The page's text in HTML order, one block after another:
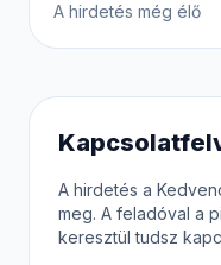
A hirdetés még élő
A hirdetés a
meg. A feladóval a
keresztül tudsz